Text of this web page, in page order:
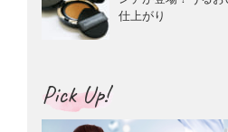
仕上がり
Pick Up!